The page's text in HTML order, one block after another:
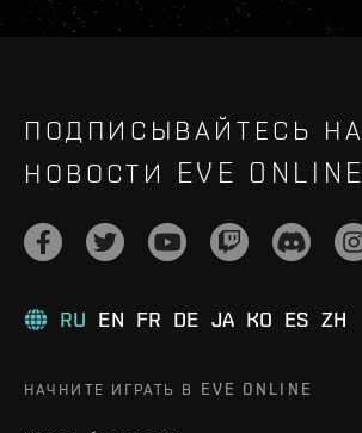
ПОДПИСЫВАЙТЕСЬ НА
НОВОСТИ EVE ONLINE
RU EN FR DE JA KO ES ZH
НАЧНИТЕ ИГРАТЬ В EVE ONLINE